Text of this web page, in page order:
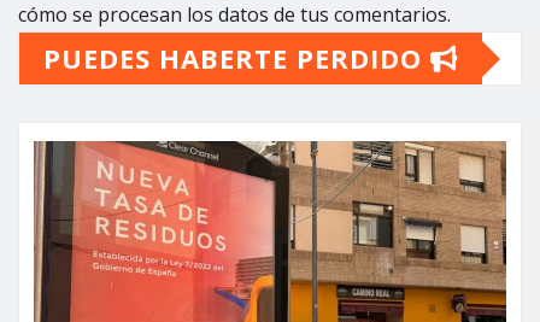
cómo se procesan los datos de tus comentarios.
PUEDES HABERTE PERDIDO